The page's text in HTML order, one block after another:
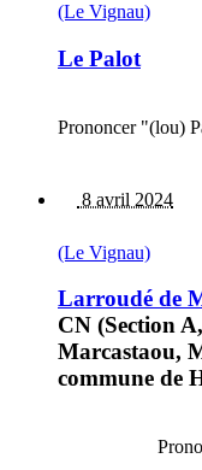
(Le Vignau)
Le Palot
Prononcer "(lou)
8 avril 2024
(Le Vignau)
Larroudé de
CN (Section
Marcastaou,
commune de